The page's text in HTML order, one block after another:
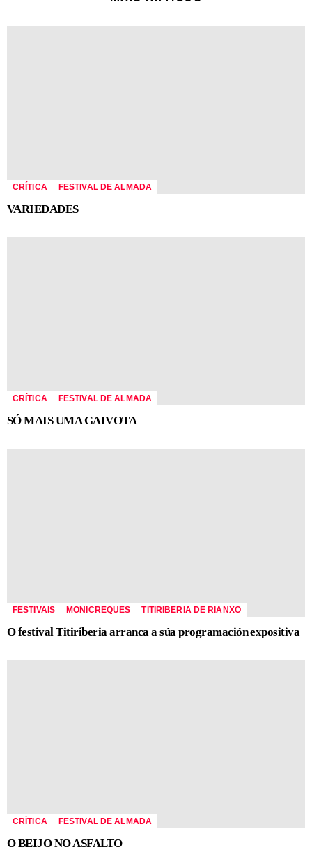
CRÍTICA FESTIVAL DE ALMADA
VARIEDADES
CRÍTICA FESTIVAL DE ALMADA
SÓ MAIS UMA GAIVOTA
FESTIVAIS MONICREQUES TITIRIBERIA DE RIANXO
O festival Titiriberia arranca a súa programación expositiva
CRÍTICA FESTIVAL DE ALMADA
O BEIJO NO ASFALTO